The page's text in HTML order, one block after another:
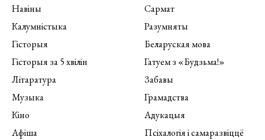
Навіны
Калумністыка
Гісторыя
Гісторыя за 5 хвілін
Літаратура
Музыка
Кіно
Афіша
Сармат
Разумняты
Беларуская мова
Гатуем з «Будзьма!»
Забавы
Грамадства
Адукацыя
Псіхалогія і самаразвіццё